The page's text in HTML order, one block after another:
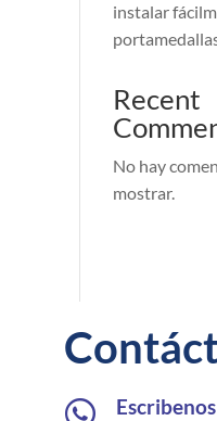
instalar
Recent
No hay
mostrar.
